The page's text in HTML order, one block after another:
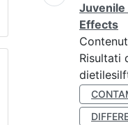
Juvenile
Effects
Risultati